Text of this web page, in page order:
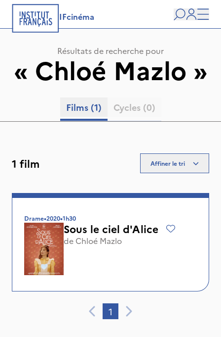
IFcinéma
user
Résultats de recherche pour
« Chloé Mazlo »
Films (1) Cycles (0)
1 film Affiner le tri
Drame•2020•1h30
Sous le ciel d'Alice
de Chloé Mazlo
1